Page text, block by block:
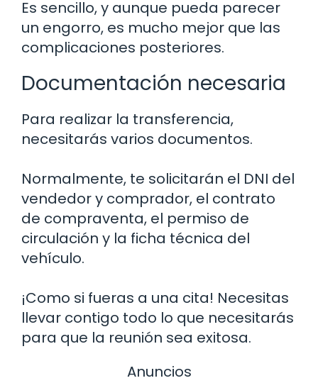
Es sencillo, y aunque pueda parecer
un engorro, es mucho mejor que las
complicaciones posteriores.
Documentación necesaria
Para realizar la transferencia,
necesitarás varios documentos.
Normalmente, te solicitarán el DNI del
vendedor y comprador, el contrato
de compraventa, el permiso de
circulación y la ficha técnica del
vehículo.
¡Como si fueras a una cita! Necesitas
llevar contigo todo lo que necesitarás
para que la reunión sea exitosa.
Anuncios